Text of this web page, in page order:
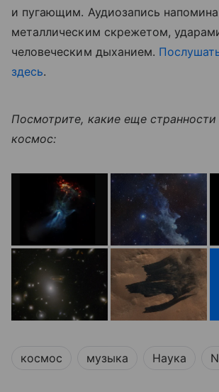
и пугающим. Аудиозапись
металлическим скрежетом,
человеческим дыханием.
здесь.
Посмотрите, какие еще странности
космос:
космос музыка Наука